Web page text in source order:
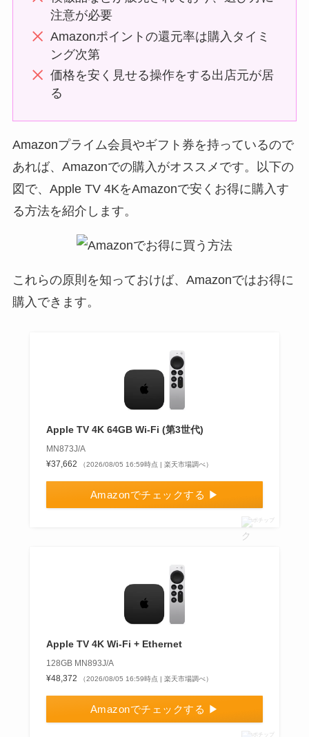
注意が必要
Amazonポイントの還元率は購入タイミ
ング次第
価格を安く見せる操作をする出店元が居
る
Amazonプライム会員やギフト券を持っているので
あれば、Amazonでの購入がオススメです。以下の
図で、Apple TV 4KをAmazonで安くお得に購入す
る方法を紹介します。
これらの原則を知っておけば、Amazonではお得に
購入できます。
Apple TV 4K 64GB Wi‑Fi (第3世代)
MN873J/A
¥37,662
（2026/08/05 16:59時点 | 楽天市場調べ）
Amazonでチェックする ▶
ポチップ
Apple TV 4K Wi-Fi + Ethernet
128GB MN893J/A
¥48,372
（2026/08/05 16:59時点 | 楽天市場調べ）
Amazonでチェックする ▶
ポチップ